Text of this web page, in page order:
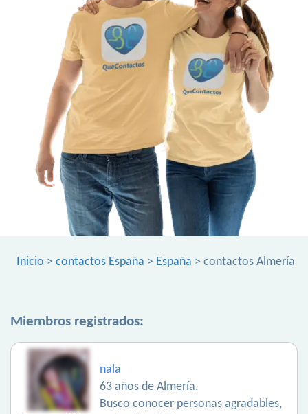
Inicio > contactos España > España > contactos Almería
Miembros registrados:
nala
63 años de Almería.
Busco conocer personas agradables,